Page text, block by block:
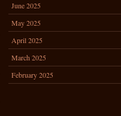
June 2025
May 2025
April 2025
March 2025
February 2025